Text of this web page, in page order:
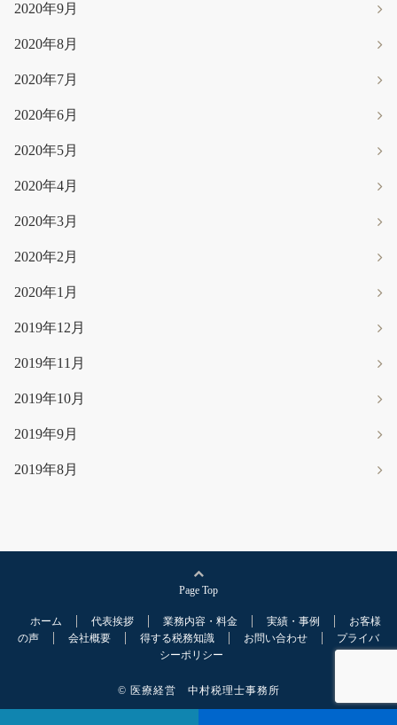
2020年9月
2020年8月
2020年7月
2020年6月
2020年5月
2020年4月
2020年3月
2020年2月
2020年1月
2019年12月
2019年11月
2019年10月
2019年9月
2019年8月
Page Top
ホーム 代表挨拶 業務内容・料金 実績・事例
お客様
の声
会社概要 得する税務知識 お問い合わせ
プライバ
シーポリシー
© 医療経営 中村税理士事務所